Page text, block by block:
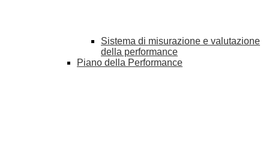
Sistema di misurazione e valutazione
della performance
Piano della Performance